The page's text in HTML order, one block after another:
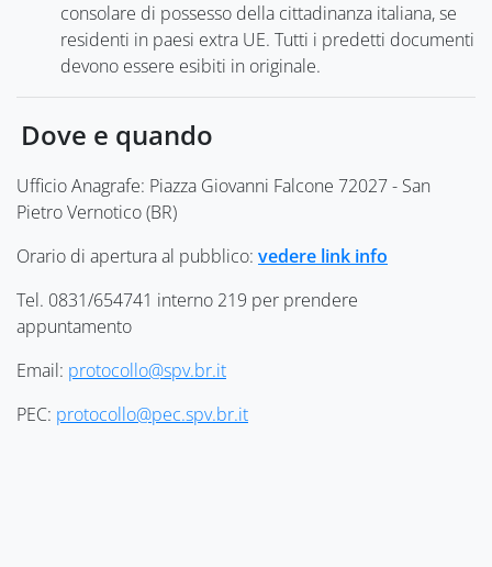
consolare di possesso della cittadinanza italiana, se
residenti in paesi extra UE. Tutti i predetti documenti
devono essere esibiti in originale.
Dove e quando
Ufficio Anagrafe: Piazza Giovanni Falcone 72027 - San
Pietro Vernotico (BR)
Orario di apertura al pubblico: vedere link info
Tel. 0831/654741 interno 219 per prendere
appuntamento
Email: protocollo@spv.br.it
PEC: protocollo@pec.spv.br.it